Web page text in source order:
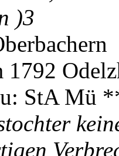
)3
1792
StA Mü